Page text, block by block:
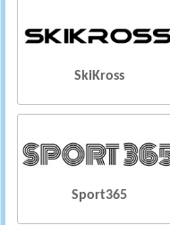
SkiKross
Sport365